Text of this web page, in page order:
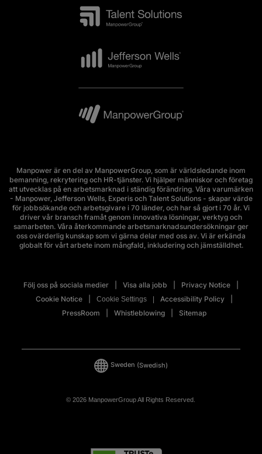
Manpower är en del av ManpowerGroup, som är världsledande inom
bemanning, rekrytering och HR-tjänster. Vi hjälper människor och företag
att utvecklas på en arbetsmarknad i ständig förändring. Våra varumärken
- Manpower, Jefferson Wells, Experis och Talent Solutions - skapar värde
för jobbsökande och arbetsgivare i 70 länder, och har så gjort i 70 år. Vi
driver vår bransch framåt genom innovativa lösningar, verktyg och
samarbeten. Våra återkommande arbetsmarknadsundersökningar ger
oss ovärderlig kunskap som vi gärna delar med oss av. Vi är erkända
globalt för vårt arbete inom mångfald, inkludering och jämställdhet.
Följ oss på sociala medier Visa alla jobb
Privacy Notice
Cookie Notice
Cookie Settings
Accessibility Policy
PressRoom
Whistleblowing Sitemap
© 2026 ManpowerGroup All Rights Reserved.
Sweden (Swedish)